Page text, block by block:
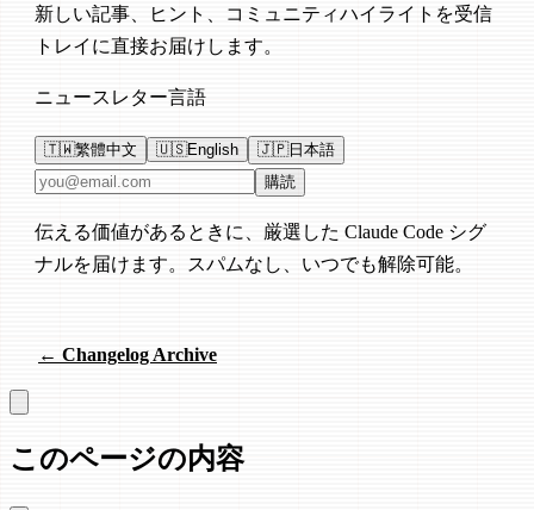
新しい記事、ヒント、コミュニティハイライトを受信
トレイに直接お届けします。
ニュースレター言語
🇹🇼繁體中文 🇺🇸English 🇯🇵日本語
メールアドレス 購読
伝える価値があるときに、厳選した Claude Code シグ
ナルを届けます。スパムなし、いつでも解除可能。
← Changelog Archive
このページの内容